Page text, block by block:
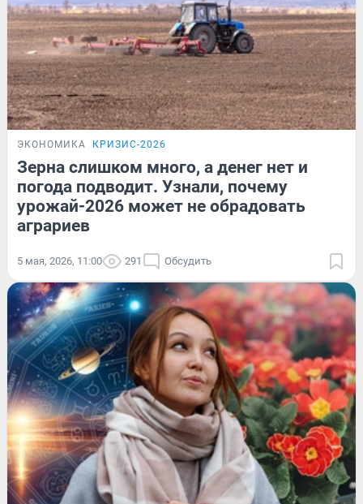
ЭКОНОМИКА КРИЗИС-2026
Зерна слишком много, а денег нет и
погода подводит. Узнали, почему
урожай-2026 может не обрадовать
аграриев
5 мая, 2026, 11:00 291 Обсудить